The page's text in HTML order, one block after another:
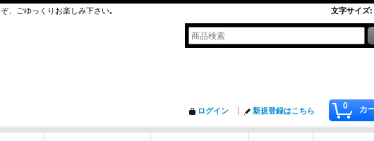
、ごゆっくりお楽しみ下さい｡ 文字サイズ:
0 カ
ログイン 新規登録はこちら